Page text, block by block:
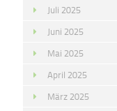
Juli 2025
Juni 2025
Mai 2025
April 2025
März 2025